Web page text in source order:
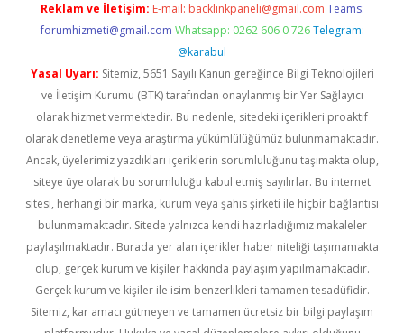
Reklam ve İletişim: E-mail: backlinkpaneli@gmail.com Teams:
forumhizmeti@gmail.com Whatsapp: 0262 606 0 726 Telegram:
@karabul
Yasal Uyarı: Sitemiz, 5651 Sayılı Kanun gereğince Bilgi Teknolojileri
ve İletişim Kurumu (BTK) tarafından onaylanmış bir Yer Sağlayıcı
olarak hizmet vermektedir. Bu nedenle, sitedeki içerikleri proaktif
olarak denetleme veya araştırma yükümlülüğümüz bulunmamaktadır.
Ancak, üyelerimiz yazdıkları içeriklerin sorumluluğunu taşımakta olup,
siteye üye olarak bu sorumluluğu kabul etmiş sayılırlar. Bu internet
sitesi, herhangi bir marka, kurum veya şahıs şirketi ile hiçbir bağlantısı
bulunmamaktadır. Sitede yalnızca kendi hazırladığımız makaleler
paylaşılmaktadır. Burada yer alan içerikler haber niteliği taşımamakta
olup, gerçek kurum ve kişiler hakkında paylaşım yapılmamaktadır.
Gerçek kurum ve kişiler ile isim benzerlikleri tamamen tesadüfidir.
Sitemiz, kar amacı gütmeyen ve tamamen ücretsiz bir bilgi paylaşım